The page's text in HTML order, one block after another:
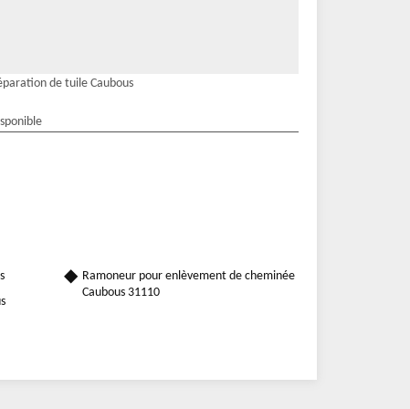
de tuile Caubous
Ramoneur pour enlèvement de cheminée
Caubous 31110